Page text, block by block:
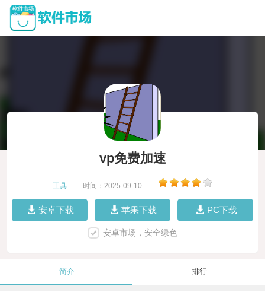
vp免费加速
工具 时间：2025-09-10
安卓下载 苹果下载 PC下载
安卓市场，安全绿色
简介 排行